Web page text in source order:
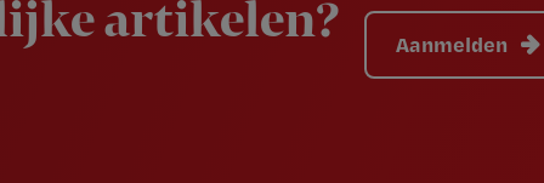
artikelen?
Aanmelden